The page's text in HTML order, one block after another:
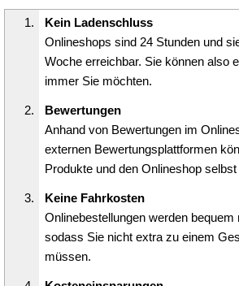
Kein Ladenschluss
Onlineshops sind 24 Stunden und
Woche erreichbar. Sie können also
immer Sie möchten.
Bewertungen
Anhand von Bewertungen im
externen Bewertungsplattformen
Produkte und den Onlineshop
Keine Fahrkosten
Onlinebestellungen werden bequem
sodass Sie nicht extra zu einem
müssen.